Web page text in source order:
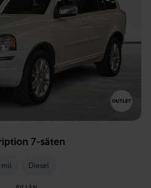
7-säten
mil Diesel